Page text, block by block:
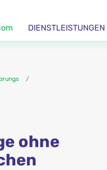
DIENSTLEISTUNGEN
ohne